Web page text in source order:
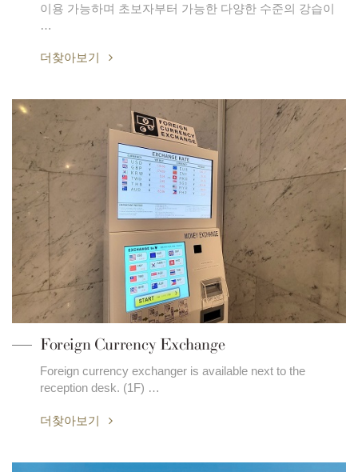
이용 가능하며 초보자부터 가능한 다양한 수준의 강습이
…
더찾아보기
Foreign Currency Exchange
Foreign currency exchanger is available next to the
reception desk. (1F) …
더찾아보기